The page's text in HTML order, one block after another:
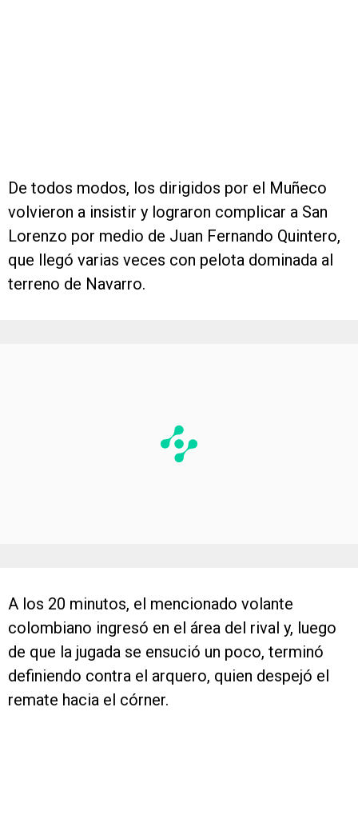
De todos modos, los dirigidos por el Muñeco
volvieron a insistir y lograron complicar a San
Lorenzo por medio de Juan Fernando Quintero,
que llegó varias veces con pelota dominada al
terreno de Navarro.
A los 20 minutos, el mencionado volante
colombiano ingresó en el área del rival y, luego
de que la jugada se ensució un poco, terminó
definiendo contra el arquero, quien despejó el
remate hacia el córner.